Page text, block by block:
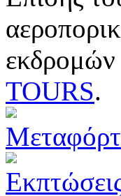
εκδρομών
TOURS.